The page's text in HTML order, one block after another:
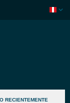
RECIENTEMENTE